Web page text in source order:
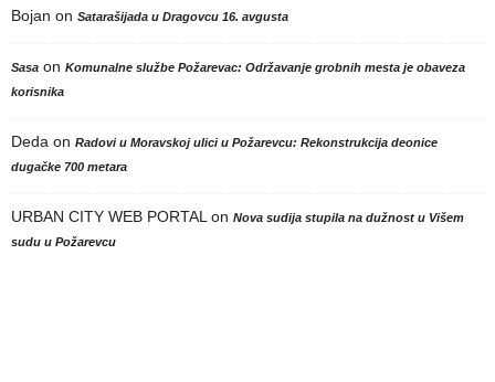
Bojan on Satarašijada u Dragovcu 16. avgusta
Sasa on Komunalne službe Požarevac: Održavanje grobnih mesta je obaveza
korisnika
Deda on Radovi u Moravskoj ulici u Požarevcu: Rekonstrukcija deonice
dugačke 700 metara
URBAN CITY WEB PORTAL on Nova sudija stupila na dužnost u Višem
sudu u Požarevcu